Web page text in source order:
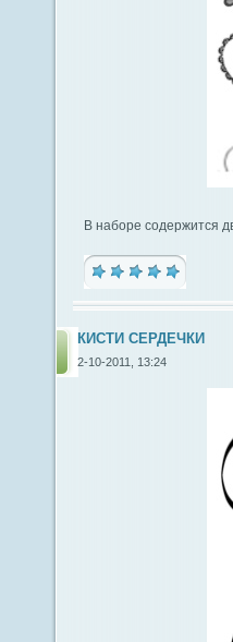
В наборе содержится
КИСТИ СЕРДЕЧКИ
2-10-2011, 13:24